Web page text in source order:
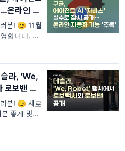
혁신 (33)
#AI인프라 (32)
지털전환 (31)
온라인 자
분! 😊 11월
합니다. 겨
게
라, 'We,
보밴 공
분! 😊 새로
좋게 맞이
좋겠습